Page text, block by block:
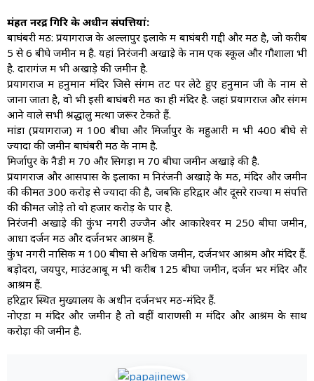
मंहत नरेंद्र गिरि के अधीन संपत्तियां:
बाघंबरी मठ: प्रयागराज के अल्लापुर इलाके में बाघंबरी गद्दी और मठ है, जो करीब
5 से 6 बीघे जमीन में है. यहां निरंजनी अखाड़े के नाम एक स्कूल और गौशाला भी
है. दारागंज में भी अखाड़े की जमीन है.
प्रयागराज में हनुमान मंदिर जिसे संगम तट पर लेटे हुए हनुमान जी के नाम से
जाना जाता है, वो भी इसी बाघंबरी मठ का ही मंदिर है. जहां प्रयागराज और संगम
आने वाले सभी श्रद्धालु मत्था जरूर टेकते हैं.
मांडा (प्रयागराज) में 100 बीघा और मिर्जापुर के महुआरी में भी 400 बीघे से
ज्यादा की जमीन बाघंबरी मठ के नाम है.
मिर्जापुर के नैडी में 70 और सिगड़ा में 70 बीघा जमीन अखाड़े की है.
प्रयागराज और आसपास के इलाकों में निरंजनी अखाड़े के मठ, मंदिर और जमीन
की कीमत 300 करोड़ से ज्यादा की है, जबकि हरिद्वार और दूसरे राज्यों में संपत्ति
की कीमत जोड़े तो वो हजार करोड़ के पार है.
निरंजनी अखाड़े की कुंभ नगरी उज्जैन और ओंकारेश्वर में 250 बीघा जमीन,
आधा दर्जन मठ और दर्जनभर आश्रम हैं.
कुंभ नगरी नासिक में 100 बीघा से अधिक जमीन, दर्जनभर आश्रम और मंदिर हैं.
बड़ोदरा, जयपुर, माउंटआबू में भी करीब 125 बीघा जमीन, दर्जन भर मंदिर और
आश्रम हैं.
हरिद्वार स्थित मुख्यालय के अधीन दर्जनभर मठ-मंदिर हैं.
नोएडा में मंदिर और जमीन है तो वहीं वाराणसी में मंदिर और आश्रम के साथ
करोड़ों की जमीन है.